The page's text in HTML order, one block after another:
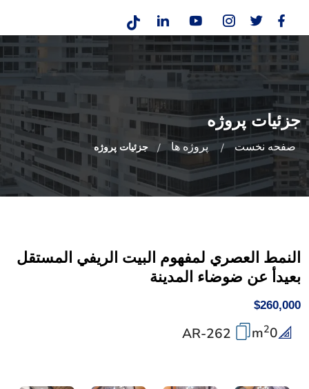
جزئیات پروژه
صفحه نخست پروژه ها جزئیات پروژه
النمط العصري لمفهوم البيت الريفي المستقل
بعيدأ عن ضوضاء المدينة
$260,000
0
m2